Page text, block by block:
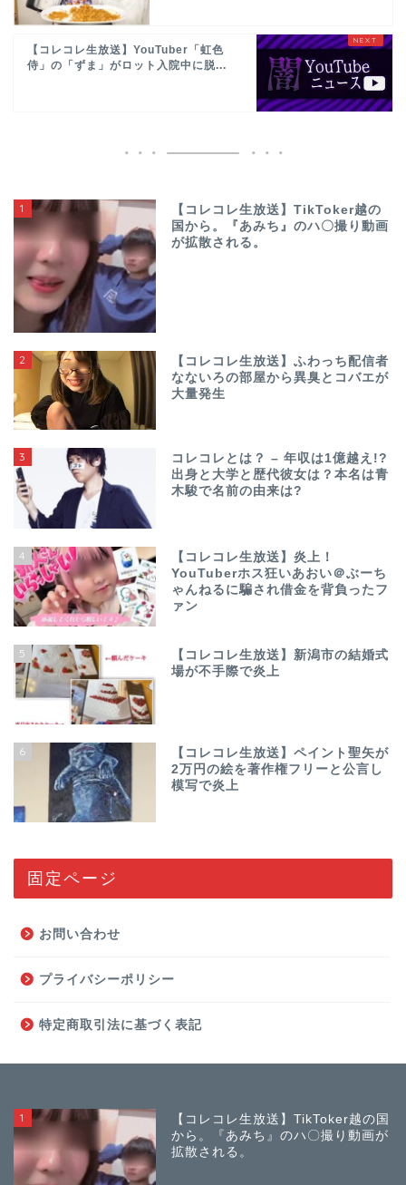
【コレコレ生放送】YouTuber「虹色
侍」の「ずま」がロット入院中に脱...
1
【コレコレ生放送】TikToker越の
国から。『あみち』のハ〇撮り動画
が拡散される。
2
【コレコレ生放送】ふわっち配信者
なないろの部屋から異臭とコバエが
大量発生
3
コレコレとは？ – 年収は1億越え!?
出身と大学と歴代彼女は？本名は青
木駿で名前の由来は?
4
【コレコレ生放送】炎上！
YouTuberホス狂いあおい＠ぶーち
ゃんねるに騙され借金を背負ったフ
ァン
5
【コレコレ生放送】新潟市の結婚式
場が不手際で炎上
6
【コレコレ生放送】ペイント聖矢が
2万円の絵を著作権フリーと公言し
模写で炎上
固定ページ
お問い合わせ
プライバシーポリシー
特定商取引法に基づく表記
1
【コレコレ生放送】TikToker越の国
から。『あみち』のハ〇撮り動画が
拡散される。